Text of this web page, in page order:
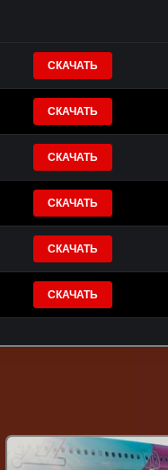
СКАЧАТЬ
СКАЧАТЬ
СКАЧАТЬ
СКАЧАТЬ
СКАЧАТЬ
СКАЧАТЬ